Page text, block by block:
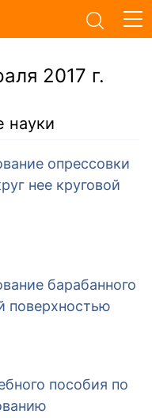
2017 г.
науки
опрессовки
нее круговой
барабанного
поверхностью
пособия по